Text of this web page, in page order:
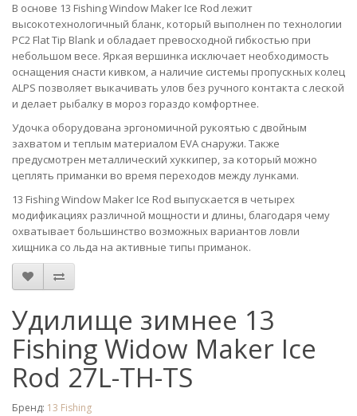
В основе 13 Fishing Window Maker Ice Rod лежит
высокотехнологичный бланк, который выполнен по технологии
PC2 Flat Tip Blank и обладает превосходной гибкостью при
небольшом весе. Яркая вершинка исключает необходимость
оснащения снасти кивком, а наличие системы пропускных колец
ALPS позволяет выкачивать улов без ручного контакта с леской
и делает рыбалку в мороз гораздо комфортнее.
Удочка оборудована эргономичной рукоятью с двойным
захватом и теплым материалом EVA снаружи. Также
предусмотрен металлический хуккипер, за который можно
цеплять приманки во время переходов между лунками.
13 Fishing Window Maker Ice Rod выпускается в четырех
модификациях различной мощности и длины, благодаря чему
охватывает большинство возможных вариантов ловли
хищника со льда на активные типы приманок.
Удилище зимнее 13
Fishing Widow Maker Ice
Rod 27L-TH-TS
Бренд: 13 Fishing